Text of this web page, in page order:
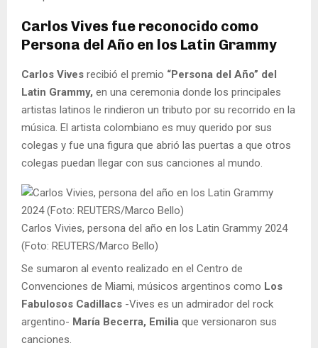
Carlos Vives fue reconocido como
Persona del Año en los Latin Grammy
Carlos Vives recibió el premio “Persona del Año” del
Latin Grammy, en una ceremonia donde los principales
artistas latinos le rindieron un tributo por su recorrido en la
música. El artista colombiano es muy querido por sus
colegas y fue una figura que abrió las puertas a que otros
colegas puedan llegar con sus canciones al mundo.
Carlos Vivies, persona del año en los Latin Grammy 2024
(Foto: REUTERS/Marco Bello)
Se sumaron al evento realizado en el Centro de
Convenciones de Miami, músicos argentinos como Los
Fabulosos Cadillacs -Vives es un admirador del rock
argentino- María Becerra, Emilia que versionaron sus
canciones.